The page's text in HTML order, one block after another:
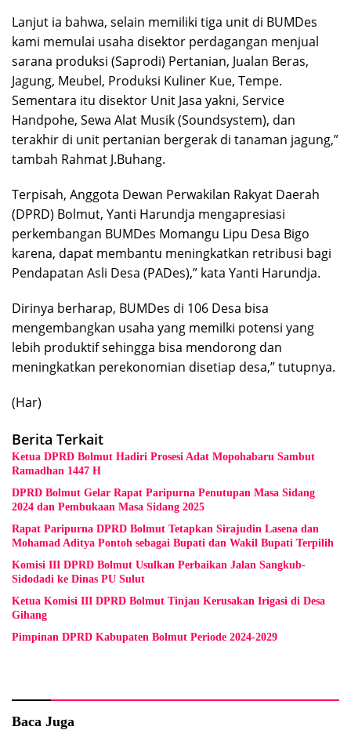
Lanjut ia bahwa, selain memiliki tiga unit di BUMDes
kami memulai usaha disektor perdagangan menjual
sarana produksi (Saprodi) Pertanian, Jualan Beras,
Jagung, Meubel, Produksi Kuliner Kue, Tempe.
Sementara itu disektor Unit Jasa yakni, Service
Handpohe, Sewa Alat Musik (Soundsystem), dan
terakhir di unit pertanian bergerak di tanaman jagung,”
tambah Rahmat J.Buhang.
Terpisah, Anggota Dewan Perwakilan Rakyat Daerah
(DPRD) Bolmut, Yanti Harundja mengapresiasi
perkembangan BUMDes Momangu Lipu Desa Bigo
karena, dapat membantu meningkatkan retribusi bagi
Pendapatan Asli Desa (PADes),” kata Yanti Harundja.
Dirinya berharap, BUMDes di 106 Desa bisa
mengembangkan usaha yang memilki potensi yang
lebih produktif sehingga bisa mendorong dan
meningkatkan perekonomian disetiap desa,” tutupnya.
(Har)
Berita Terkait
Ketua DPRD Bolmut Hadiri Prosesi Adat Mopohabaru Sambut
Ramadhan 1447 H
DPRD Bolmut Gelar Rapat Paripurna Penutupan Masa Sidang
2024 dan Pembukaan Masa Sidang 2025
Rapat Paripurna DPRD Bolmut Tetapkan Sirajudin Lasena dan
Mohamad Aditya Pontoh sebagai Bupati dan Wakil Bupati Terpilih
Komisi III DPRD Bolmut Usulkan Perbaikan Jalan Sangkub-
Sidodadi ke Dinas PU Sulut
Ketua Komisi III DPRD Bolmut Tinjau Kerusakan Irigasi di Desa
Gihang
Pimpinan DPRD Kabupaten Bolmut Periode 2024-2029
Baca Juga